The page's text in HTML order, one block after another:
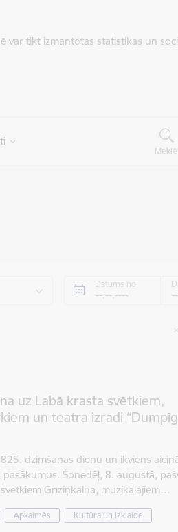
var tikt izmantotas statistikas un
Datums no
uz Labā krasta svētkiem,
un teātra izrādi
dzimšanas dienu un ikviens
Šonedēļ, 8. augustā,
Grīziņkalnā, muzikālajiem…
Apkaimēs Kultūra un izklaide